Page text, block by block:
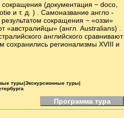
(документация − doco,
и т. д. ) . Самоназвание англо -
сокращения − «оззи»
«австралийцы» (англ. Australians) .
английского сравнивают
сохранились регионализмы XVIII и
туры|Экскурсионные туры|
Программа тура